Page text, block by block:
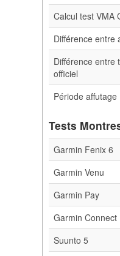
Calcul test VMA
Différence entre
Différence entre
officiel
Période affutage
Tests
Garmin Fenix 6
Garmin Venu
Garmin Pay
Garmin Connect
Suunto 5